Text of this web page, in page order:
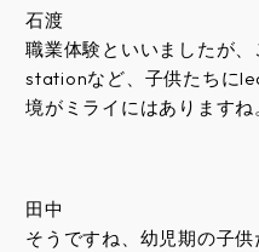
石渡
職業体験といいましたが
stationなど、子供たちに
境がミライにはありますね
田中
そうですね、幼児期の子